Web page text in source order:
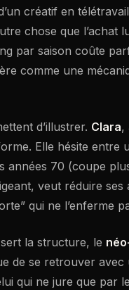
créatif en
chose que l’achat
par saison coûte
comme une
d’illustrer. Clara,
Elle hésite entre
années 70 (coupe
veut réduire ses
qui ne l’enferme
sert la structure, le
de se retrouver avec
qui ne jure que par